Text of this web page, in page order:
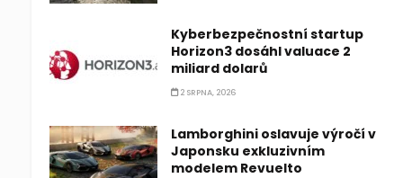
Kyberbezpečnostní startup
Horizon3 dosáhl valuace 2
miliard dolarů
2 SRPNA, 2026
Lamborghini oslavuje výročí v
Japonsku exkluzivním
modelem Revuelto